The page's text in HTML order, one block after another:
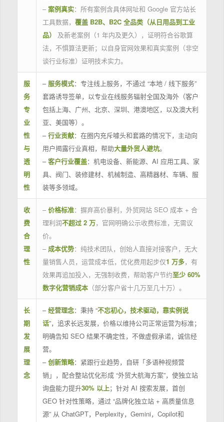
– 案例真实：所有案例含具体网址和 Google 官方站长
工具数据， 覆盖 B2B、B2C 全品类（从日用品到工业
品）
及新老案例（1 年内及更久），证明符合谷歌算
法，不惧算法更新；以自身官网效果和真实案例（非空
谈行业标准）证明技术实力。
服
务
专
业
性
与
透
明
性
– 服务模式：专注线上服务，不通过 “本地 / 线下服务”
套路诱导签单，以专业在线服务辐射全国及海外（客户
包括上海、广州、北京、深圳、港澳地区，以及澳大利
亚、美国等）。
–行业贡献：在圈内充斥噱头和套路的情况下，主动向
用户揭露行业真相，帮助大量外贸人避坑。
–客户行业覆盖：机电设备、新能源、AI 应用工具、家
具、阀门、装修建材、机械制造、高精器材、车辆、服
装等多领域。
收
费
合
理
性
– 价格标准：摒弃高价暴利，外贸网站 SEO 成本 + 合
理利润不超过 2 万，官网明确公示收费标准，无需议
价。
– 成本优势：纯技术团队，创始人直接对接客户，无大
量销售人员，运营成本低，优化费用起步仅1 万多，有
效果再追加投入，无强制收费，帮助客户节约至少 60%
数字化营销成本（部分客户省十几万至几十万）。
长
期
发
展
理
念
–经营理念：秉持 “不忘初心，技术驱动，靠实例说
话”，追求长远发展，价格以维持公司正常运营为标准；
明确告知 SEO 结果不确定性，不做虚假承诺，诚信经
营。
–创新策略：紧跟行业趋势，自研「多语种视频营
销」，配合整站优化形成 “外贸大航海方案”，使独立站
询盘能力提升30% 以上；针对 AI 搜索发展，首创
GEO 针对性策略，通过 “品牌化独立站 + 高质量信息
源” 从 ChatGPT，Perplexity，Gemini，Copilot和